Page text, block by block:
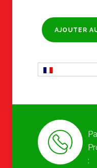
AJOUTER
: